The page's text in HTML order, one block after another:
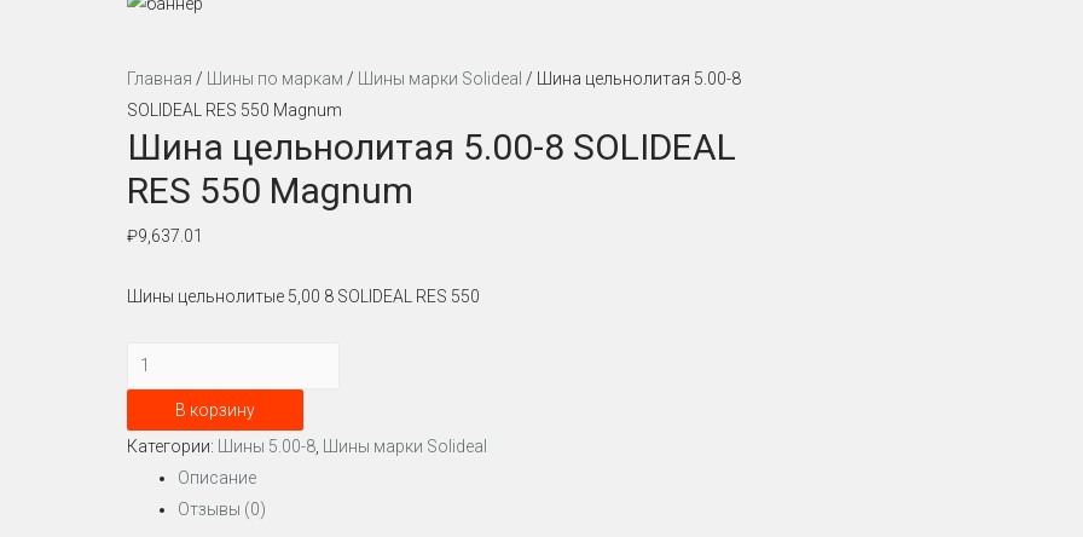
Главная / Шины по маркам / Шины марки Solideal / Шина цельнолитая 5.00-8
SOLIDEAL RES 550 Magnum
Шина цельнолитая 5.00-8 SOLIDEAL
RES 550 Magnum
₽9,637.01
Шины цельнолитые 5,00 8 SOLIDEAL RES 550
Количество
Шина
цельнолитая
5.00-
SOLIDEAL
В корзину
Категории:
Шины 5.00-8,
Шины марки Solideal
Описание
Отзывы (0)